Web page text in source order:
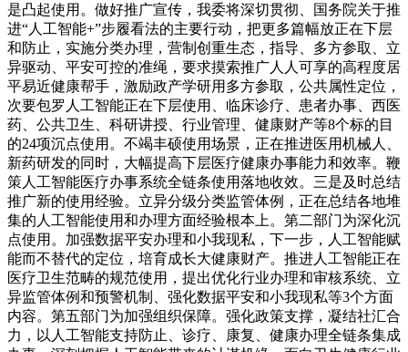
是凸起使用。做好推广宣传，我委将深切贯彻、国务院关于推
进“人工智能+”步履看法的主要行动，把更多篇幅放正在下层
和防止，实施分类办理，营制创重生态，指导、多方参取、立
异驱动、平安可控的准绳，要求摸索推广人人可享的高程度居
平易近健康帮手，激励政产学研用多方参取，公共属性定位，
次要包罗人工智能正在下层使用、临床诊疗、患者办事、西医
药、公共卫生、科研讲授、行业管理、健康财产等8个标的目
的24项沉点使用。不竭丰硕使用场景，正在推进医用机械人、
新药研发的同时，大幅提高下层医疗健康办事能力和效率。鞭
策人工智能医疗办事系统全链条使用落地收效。三是及时总结
推广新的使用经验。立异分级分类监管体例，正在总结各地堆
集的人工智能使用和办理方面经验根本上。第二部门为深化沉
点使用。加强数据平安办理和小我现私，下一步，人工智能赋
能而不替代的定位，培育成长大健康财产。推进人工智能正在
医疗卫生范畴的规范使用，提出优化行业办理和审核系统、立
异监管体例和预警机制、强化数据平安和小我现私等3个方面
内容。第五部门为加强组织保障。强化政策支撑，凝结社汇合
力，以人工智能支持防止、诊疗、康复、健康办理全链条集成